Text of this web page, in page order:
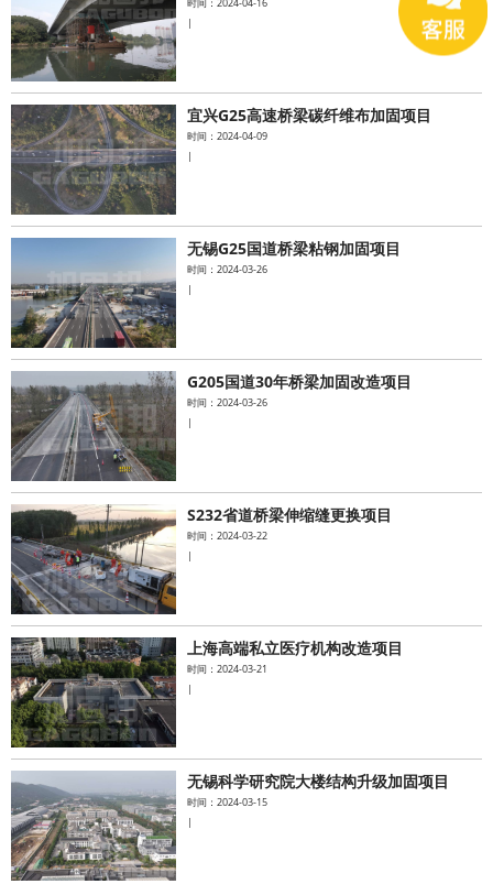
|
宜兴G25高速桥梁碳纤维布加固项目
时间：2024-04-09
|
无锡G25国道桥梁粘钢加固项目
时间：2024-03-26
|
G205国道30年桥梁加固改造项目
时间：2024-03-26
|
S232省道桥梁伸缩缝更换项目
时间：2024-03-22
|
上海高端私立医疗机构改造项目
时间：2024-03-21
|
无锡科学研究院大楼结构升级加固项目
时间：2024-03-15
|